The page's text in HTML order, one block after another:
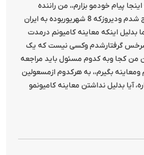
پیام خودمو بزارم،، من راننده
ترانزیت هستم 14 مرداد ازایران خارج شدم ودیروزکه 8 شهریوربوده به ایران
بدلیل اینکه معاینه کامیونم درمدت
که گمرک سرخس گرفتارشدم وکسی نیست که یک
من کجا وبه کدوم مسئول باید مراجعه
بگیرم،، به هرکدوم ازمسعولین
آیا بدلیل نداشتن معاینه کامیونمو